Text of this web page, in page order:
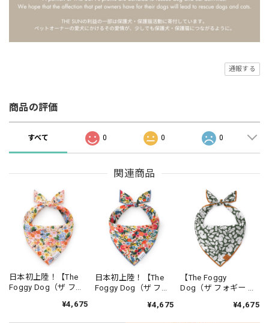
通報する
商品の評価
すべて 0 0 0
関連商品
日本初上陸！【The
Foggy Dog（ザ フォ
Paper Co.（ライフル
¥4,675
日本初上陸！【The
Foggy Dog（ザ フォ
Paper Co.（ライフル
¥4,675
【The Foggy
Dog（ザ フォギー ド
柄/Squirrel! Dog¥4,675